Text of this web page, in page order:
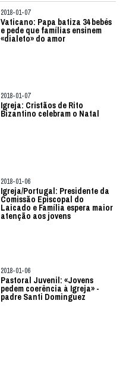
2018-01-07
Vaticano: Papa batiza 34 bebés
e pede que famílias ensinem
«dialeto» do amor
2018-01-07
Igreja: Cristãos de Rito
Bizantino celebram o Natal
2018-01-06
Igreja/Portugal: Presidente da
Comissão Episcopal do
Laicado e Família espera maior
atenção aos jovens
2018-01-06
Pastoral Juvenil: «Jovens
pedem coerência à Igreja» -
padre Santi Dominguez